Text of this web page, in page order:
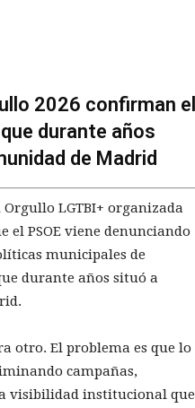
2026 confirman el
durante años
de Madrid
LGTBI+ organizada
el PSOE viene denunciando
municipales de
durante años situó a
otro. El problema es que lo
campañas,
visibilidad institucional que